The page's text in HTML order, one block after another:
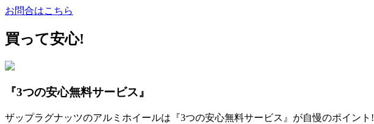
お問合はこちら
買って安心!
『3つの安心無料サービス』
ザップラグナッツのアルミホイールは『3つの安心無料サービス』が自慢のポイント!